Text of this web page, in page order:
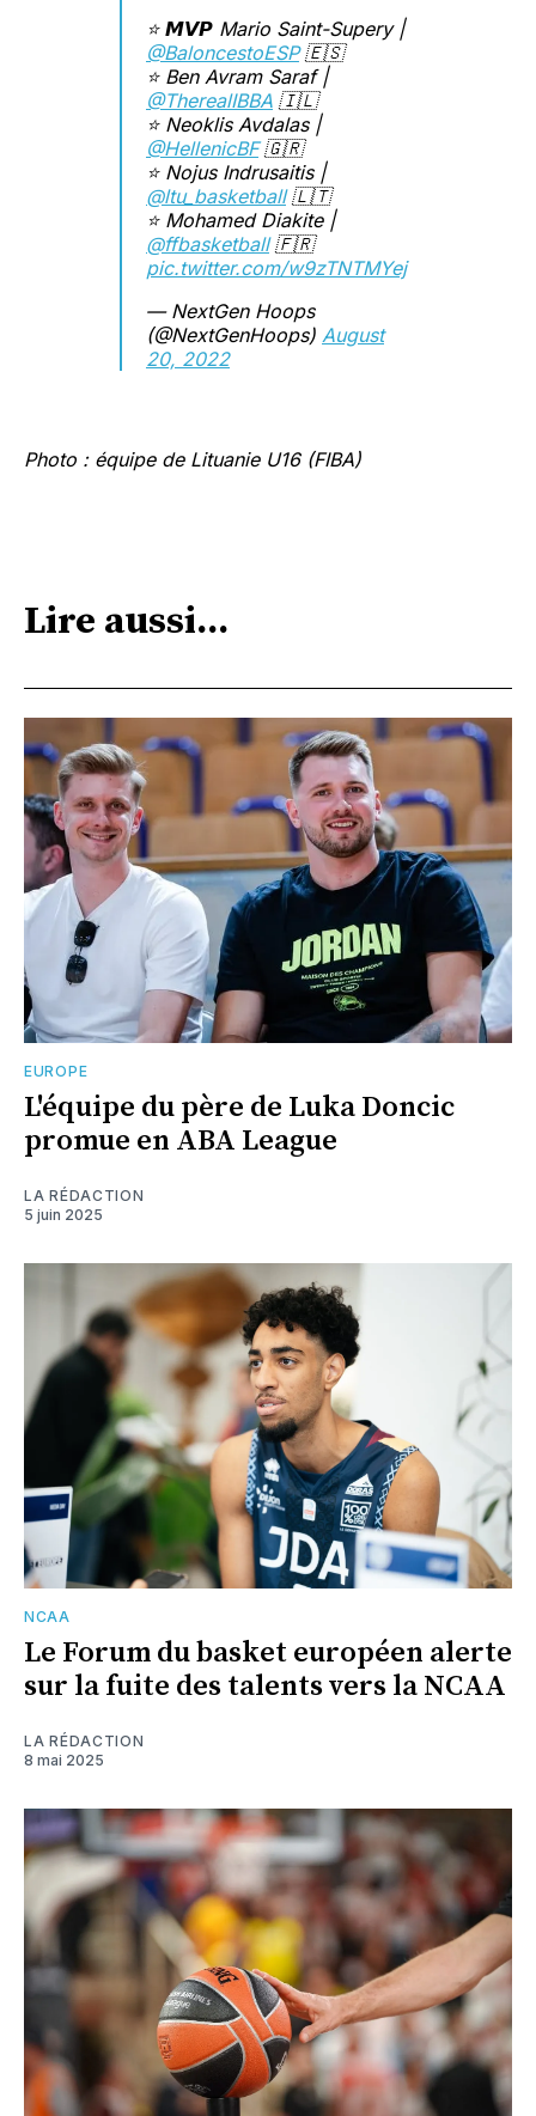
⭐ 𝙈𝙑𝙋 Mario Saint-Supery |
@BaloncestoESP🇪🇸
⭐ Ben Avram Saraf |
@TherealIBBA 🇮🇱
⭐ Neoklis Avdalas |
@HellenicBF🇬🇷
⭐ Nojus Indrusaitis |
@ltu_basketball🇱🇹
⭐ Mohamed Diakite |
@ffbasketball🇫🇷
pic.twitter.com/w9zTNTMYej
— NextGen Hoops
(@NextGenHoops) August
20, 2022
Photo : équipe de Lituanie U16 (FIBA)
Lire aussi...
EUROPE
L'équipe du père de Luka Doncic
promue en ABA League
LA RÉDACTION
5 juin 2025
NCAA
Le Forum du basket européen alerte
sur la fuite des talents vers la NCAA
LA RÉDACTION
8 mai 2025